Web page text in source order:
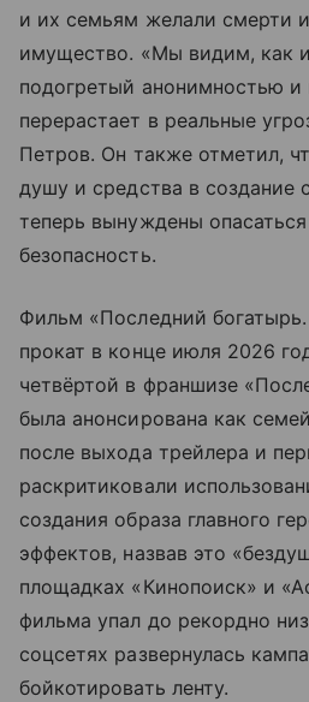
и их семьям желали смерти
имущество. «Мы видим, как
подогретый анонимностью и
перерастает в реальные
Петров. Он также отметил,
душу и средства в создание
теперь вынуждены
безопасность.
Фильм «Последний
прокат в конце июля 2026
четвёртой в франшизе
была анонсирована как
после выхода трейлера и
раскритиковали
создания образа главного
эффектов, назвав это
площадках «Кинопоиск» и
фильма упал до рекордно
соцсетях развернулась
бойкотировать ленту.